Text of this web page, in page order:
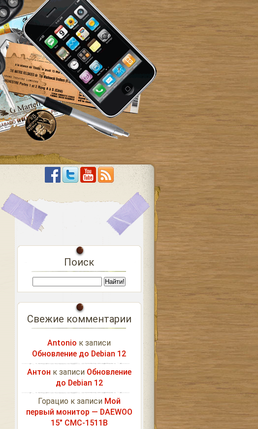
Поиск
Свежие комментарии
Antonio к записи
Обновление до Debian 12
Антон к записи Обновление
до Debian 12
Горацио к записи Мой
первый монитор — DAEWOO
15″ CMC-1511B